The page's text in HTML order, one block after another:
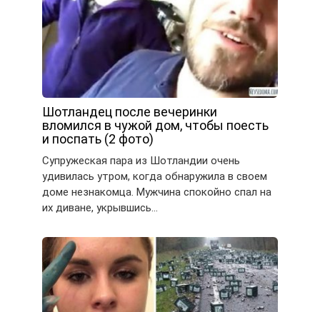
Шотландец после вечеринки
вломился в чужой дом, чтобы поесть
и поспать (2 фото)
Супружеская пара из Шотландии очень
удивилась утром, когда обнаружила в своем
доме незнакомца. Мужчина спокойно спал на
их диване, укрывшись…